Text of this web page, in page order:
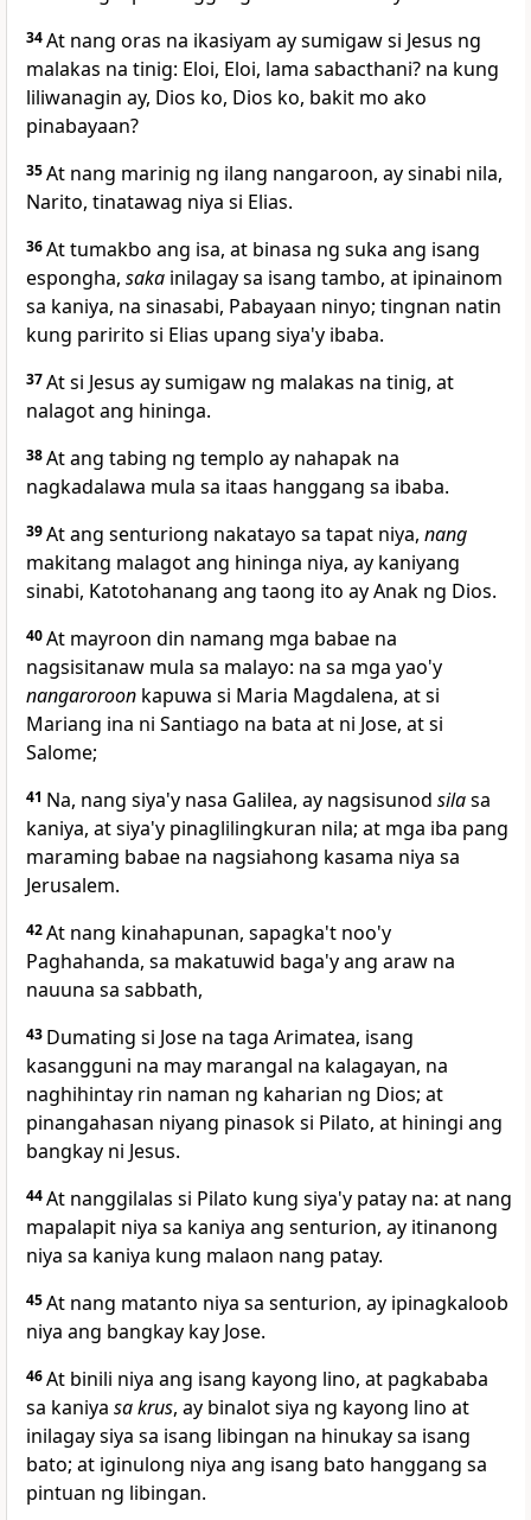
34At nang oras na ikasiyam ay sumigaw si Jesus ng
malakas na tinig: Eloi, Eloi, lama sabacthani? na kung
liliwanagin ay, Dios ko, Dios ko, bakit mo ako
pinabayaan?
35At nang marinig ng ilang nangaroon, ay sinabi nila,
Narito, tinatawag niya si Elias.
36At tumakbo ang isa, at binasa ng suka ang isang
espongha, saka inilagay sa isang tambo, at ipinainom
sa kaniya, na sinasabi, Pabayaan ninyo; tingnan natin
kung paririto si Elias upang siya'y ibaba.
37At si Jesus ay sumigaw ng malakas na tinig, at
nalagot ang hininga.
38At ang tabing ng templo ay nahapak na
nagkadalawa mula sa itaas hanggang sa ibaba.
39Atang senturiong nakatayo sa tapat niya, nang
makitang malagot ang hininga niya, ay kaniyang
sinabi, Katotohanang ang taong ito ay Anak ng Dios.
40At mayroon din namang mga babae na
nagsisitanaw mula sa malayo: na sa mga yao'y
nangaroroon kapuwa si Maria Magdalena, at si
Mariang ina ni Santiago na bata at ni Jose, atsi
Salome;
41 Na, nang siya'y nasa Galilea, ay nagsisunod silasa
kaniya, at siya'y pinaglilingkuran nila; at mga iba pang
maraming babae na nagsiahong kasama niya sa
Jerusalem.
42At nang kinahapunan, sapagka't noo'y
Paghahanda, sa makatuwid baga'y ang araw na
nauuna sa sabbath,
43 Dumating si Jose na taga Arimatea, isang
kasangguni na may marangal na kalagayan, na
naghihintay rin naman ng kaharian ng Dios; at
pinangahasan niyang pinasok si Pilato, at hiningi ang
bangkay ni Jesus.
44At nanggilalas si Pilato kung siya'y patay na: at nang
mapalapit niya sa kaniya ang senturion, ay itinanong
niya sa kaniya kung malaon nang patay.
45At nang matanto niya sa senturion, ay ipinagkaloob
niya ang bangkay kay Jose.
46At binili niya ang isang kayong lino, at pagkababa
sa kaniya sa krus, ay binalot siya ng kayong lino at
inilagay siya sa isang libingan na hinukay sa isang
bato; at iginulong niya ang isang bato hanggang sa
pintuan ng libingan.